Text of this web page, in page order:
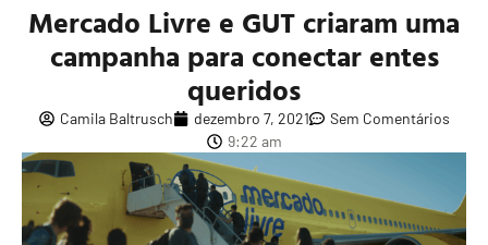
Mercado Livre e GUT criaram uma
campanha para conectar entes
queridos
Camila Baltrusch dezembro 7, 2021
Sem Comentários
9:22 am